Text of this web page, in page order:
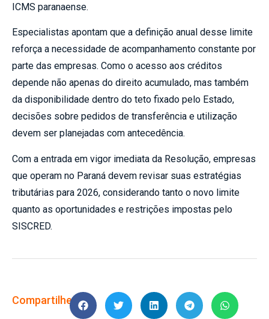
ICMS paranaense.
Especialistas apontam que a definição anual desse limite
reforça a necessidade de acompanhamento constante por
parte das empresas. Como o acesso aos créditos
depende não apenas do direito acumulado, mas também
da disponibilidade dentro do teto fixado pelo Estado,
decisões sobre pedidos de transferência e utilização
devem ser planejadas com antecedência.
Com a entrada em vigor imediata da Resolução, empresas
que operam no Paraná devem revisar suas estratégias
tributárias para 2026, considerando tanto o novo limite
quanto as oportunidades e restrições impostas pelo
SISCRED.
Compartilhe: